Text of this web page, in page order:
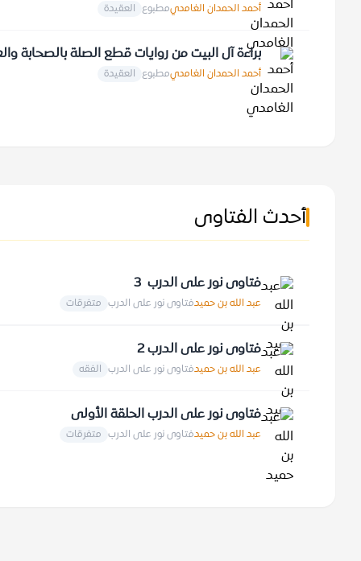
أحمد الحمدان الغامديمطبوع العقيدة
براءة آل البيت من روايات قطع الصلة بالصحابة
أحمد الحمدان الغامديمطبوع العقيدة
أحدث الفتاوى
فتاوى نور على الدرب 3
عبد الله بن حميدفتاوى نور على الدرب متفرقات
فتاوى نور على الدرب 2
عبد الله بن حميدفتاوى نور على الدرب الفقه
فتاوى نور على الدرب الحلقة الأولى
عبد الله بن حميدفتاوى نور على الدرب متفرقات